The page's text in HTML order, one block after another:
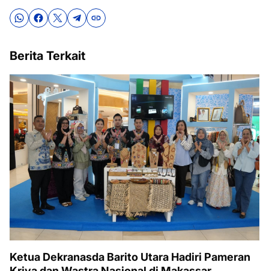
Berita Terkait
Ketua Dekranasda Barito Utara Hadiri Pameran